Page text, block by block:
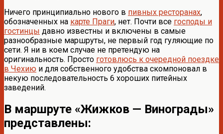
Ничего принципиально нового в пивных ресторанах,
обозначенных на карте Праги, нет. Почти все господы и
гостинцы давно известны и включены в самые
разнообразные маршруты, не первый год гуляющие по
сети. Я ни в коем случае не претендую на
оригинальность. Просто готовлюсь к очередной поездке
в Чехию и для собственного удобства скомпоновал в
некую последовательность 6 хороших питейных
заведений.
В маршруте «Жижков — Винограды»
представлены: